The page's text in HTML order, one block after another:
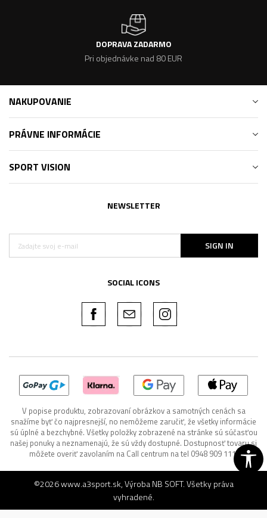
DOPRAVA ZADARMO
Pri objednávke nad 80 EUR
NAKUPOVANIE
PRÁVNE INFORMÁCIE
SPORT VISION
NEWSLETTER
SIGN IN
SOCIAL ICONS
V popise produktu, zobrazovaní obrázkov a samotných cenách sa
snažíme byť čo najpresnejší, no nemôžeme zaručiť, že všetky informácie
sú úplné a bezchybné. Všetky položky zobrazené na stránke sú súčasťou
našej ponuky a neznamenajú, že sú vždy dostupné. Dostupnosť tovaru si
môžete overiť zavolaním na Call centrum na tel 0948 909 111.
©2026www.a3sport.sk, VýrobaNB SOFT. Všetky práva
vyhradené.